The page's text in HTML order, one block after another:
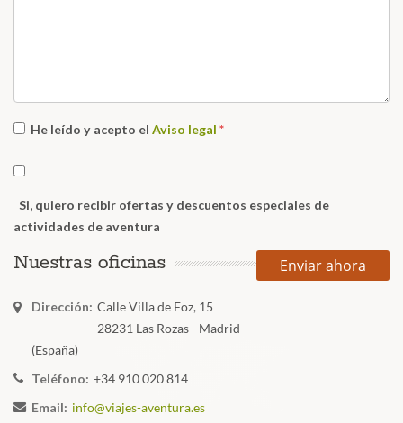
He leído y acepto el Aviso legal *
Si, quiero recibir ofertas y descuentos especiales de
actividades de aventura
Enviar ahora
Nuestras oficinas
Dirección: Calle Villa de Foz, 15
28231 Las Rozas - Madrid
(España)
Teléfono: +34 910 020 814
Email: info@viajes-aventura.es